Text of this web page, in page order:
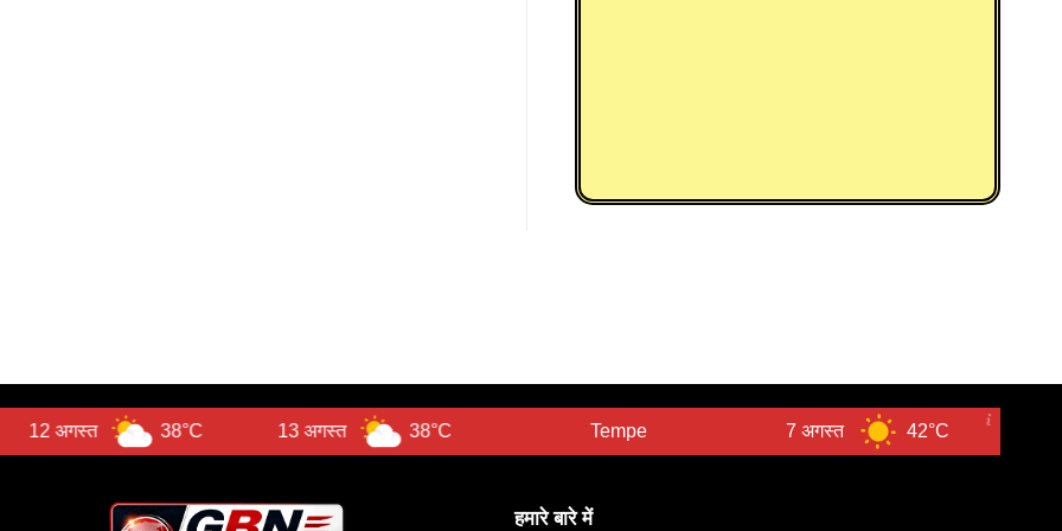
38°C 13 अगस्त 38°C 42°C 8 अगस्त
हमारे बारे में